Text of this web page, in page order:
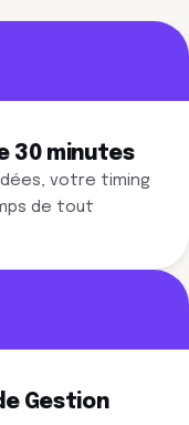
30 minutes
votre timing
de tout
Gestion